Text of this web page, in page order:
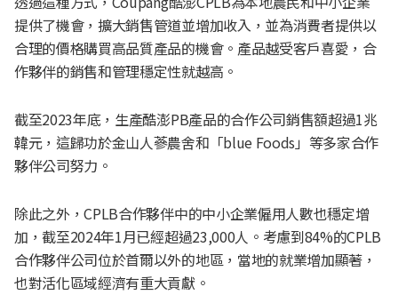
提供了機會，擴大銷售管道並增加收入，並為消費者提供以
合理的價格購買高品質產品的機會。產品越受客戶喜愛，合
作夥伴的銷售和管理穩定性就越高。
截至2023年底，生產酷澎PB產品的合作公司銷售額超過1兆
韓元，這歸功於金山人蔘農舍和「blue Foods」等多家合作
夥伴公司努力。
除此之外，CPLB合作夥伴中的中小企業僱用人數也穩定增
加，截至2024年1月已經超過23,000人。考慮到84%的CPLB
合作夥伴公司位於首爾以外的地區，當地的就業增加顯著，
也對活化區域經濟有重大貢獻。